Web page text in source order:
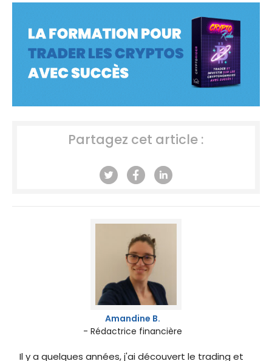
Partagez cet article :
Amandine B.
- Rédactrice financière
Il y a quelques années, j'ai découvert le trading et